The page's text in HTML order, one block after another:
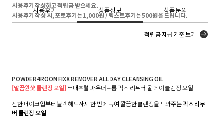
사용후기 상품정보 상품문의
사용후기 작성하고 적립금 받으세요.
사용후기 작성 시, 포토후기는 1,000원 / 텍스트후기는 500원을 드립니다.
적립금 지급 기준 보기
POWDER4ROOM FIXX REMOVER ALL DAY CLEANSING OIL
[말끔원샷 클렌징 오일] 쏘내추럴 파우더포룸 픽스 리무버 올 데이 클렌징 오일
진한 메이크업부터 블랙헤드까지 한 번에 녹여 깔끔한 클렌징을 도와주는픽스 리무
버 클렌징 오일